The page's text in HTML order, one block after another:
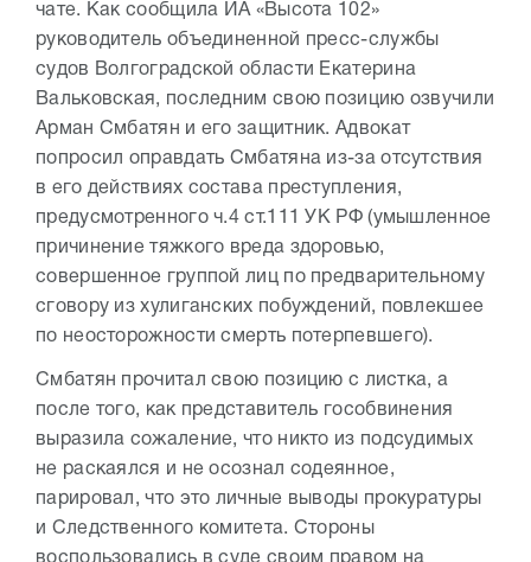
чате. Как сообщила ИА «Высота 102»
руководитель объединенной пресс-службы
судов Волгоградской области Екатерина
Вальковская, последним свою позицию озвучили
Арман Смбатян и его защитник. Адвокат
попросил оправдать Смбатяна из-за отсутствия
в его действиях состава преступления,
предусмотренного ч.4 ст.111 УК РФ (умышленное
причинение тяжкого вреда здоровью,
совершенное группой лиц по предварительному
сговору из хулиганских побуждений, повлекшее
по неосторожности смерть потерпевшего).
Смбатян прочитал свою позицию с листка, а
после того, как представитель гособвинения
выразила сожаление, что никто из подсудимых
не раскаялся и не осознал содеянное,
парировал, что это личные выводы прокуратуры
и Следственного комитета. Стороны